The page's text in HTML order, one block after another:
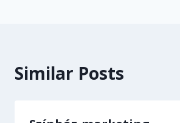
Similar Posts